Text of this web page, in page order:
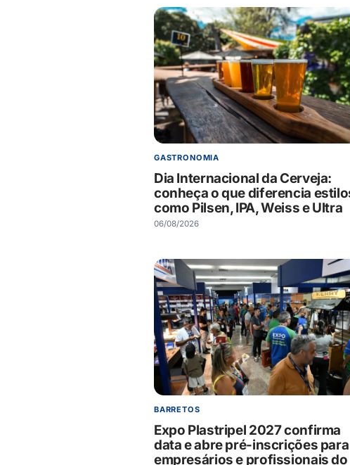
GASTRONOMIA
Dia Internacional da Cerveja:
conheça o que diferencia
como Pilsen, IPA, Weiss e Ultra
06/08/2026
BARRETOS
Expo Plastripel 2027 confirma
data e abre pré-inscrições para
empresários e profissionais do